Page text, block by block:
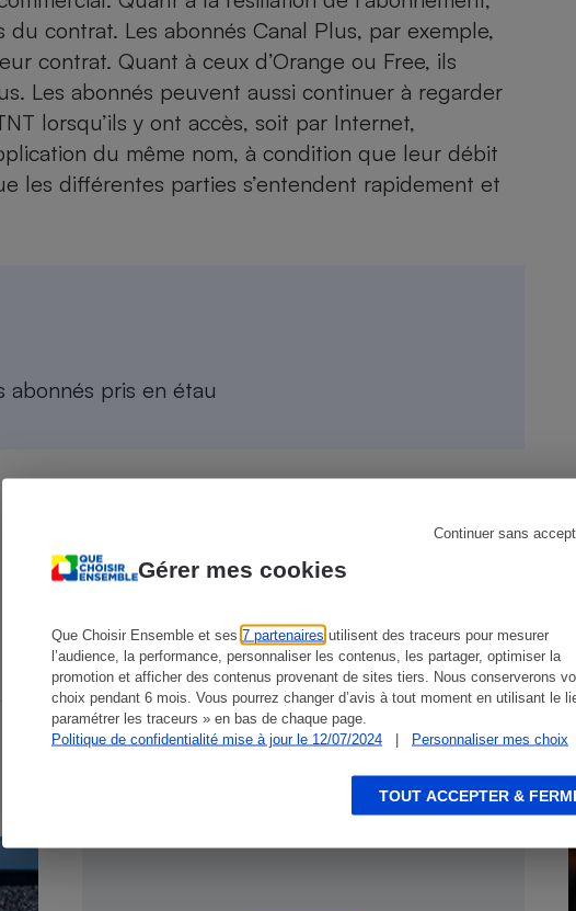
Gérer mes cookies
Que Choisir Ensemble et ses 7 partenaires utilisent des traceurs pour mesurer
l’audience, la performance, personnaliser les contenus, les partager, optimiser la
promotion et afficher des contenus provenant de sites tiers. Nous conserverons
choix pendant 6 mois. Vous pourrez changer d’avis à tout moment en utilisant le
paramétrer les traceurs » en bas de chaque page.
Politique de confidentialité mise à jour le 12/07/2024
| Personnaliser mes choix
Continuer sans
TOUT ACCEPTER &
contrat. Les abonnés Canal Plus, par exemple,
contrat. Quant à ceux d’Orange ou Free, ils
Les abonnés peuvent aussi continuer à regarder
lorsqu’ils y ont accès, soit par Internet,
du même nom, à condition que leur débit
les différentes parties s’entendent rapidement et
abonnés pris en étau
-
Aspirateur